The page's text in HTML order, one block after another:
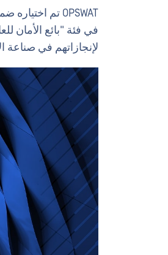
في فئة "بائع الأمان
لإنجازاتهم في صناعة